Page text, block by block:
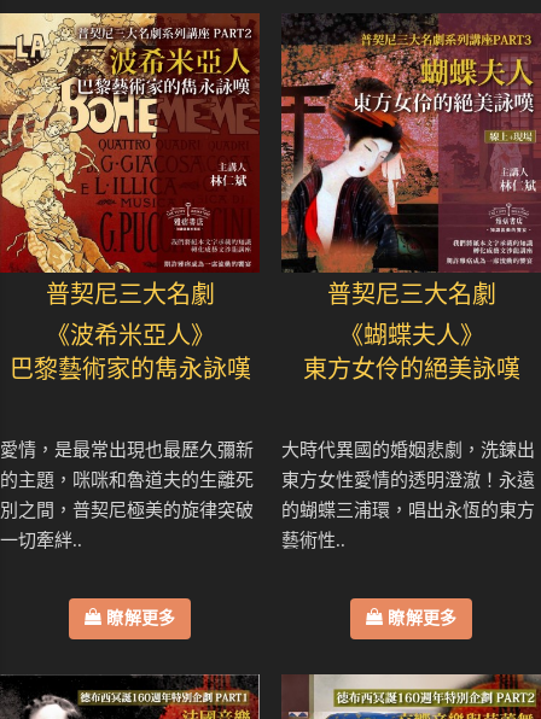
普契尼三大名劇
《波希米亞人》
巴黎藝術家的雋永詠嘆
愛情，是最常出現也最歷久彌新
的主題，咪咪和魯道夫的生離死
別之間，普契尼極美的旋律突破
一切牽絆..
瞭解更多
普契尼三大名劇
《蝴蝶夫人》
東方女伶的絕美詠嘆
大時代異國的婚姻悲劇，洗鍊出
東方女性愛情的透明澄澈！永遠
的蝴蝶三浦環，唱出永恆的東方
藝術性..
瞭解更多